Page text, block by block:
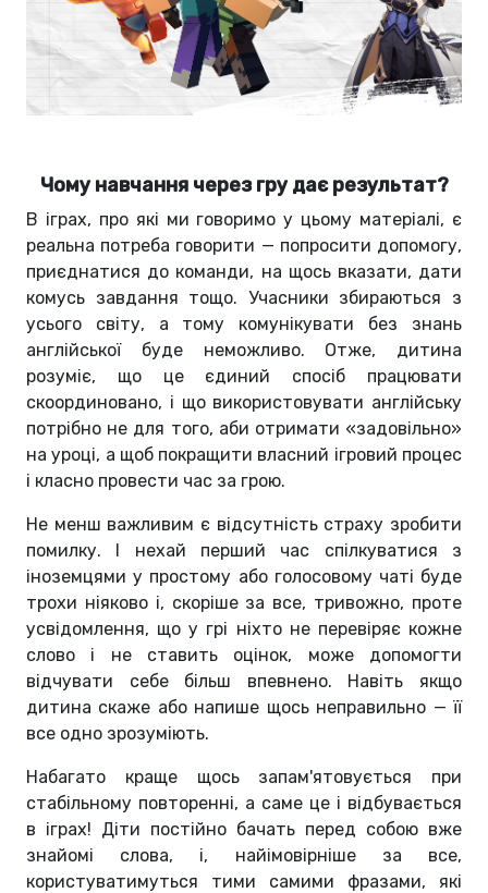
Чому навчання через гру дає результат?
В іграх, про які ми говоримо у цьому матеріалі, є
реальна потреба говорити — попросити допомогу,
приєднатися до команди, на щось вказати, дати
комусь завдання тощо. Учасники збираються з
усього світу, а тому комунікувати без знань
англійської буде неможливо. Отже, дитина
розуміє, що це єдиний спосіб працювати
скоординовано, і що використовувати англійську
потрібно не для того, аби отримати «задовільно»
на уроці, а щоб покращити власний ігровий процес
і класно провести час за грою.
Не менш важливим є відсутність страху зробити
помилку. І нехай перший час спілкуватися з
іноземцями у простому або голосовому чаті буде
трохи ніяково і, скоріше за все, тривожно, проте
усвідомлення, що у грі ніхто не перевіряє кожне
слово і не ставить оцінок, може допомогти
відчувати себе більш впевнено. Навіть якщо
дитина скаже або напише щось неправильно — її
все одно зрозуміють.
Набагато краще щось запам'ятовується при
стабільному повторенні, а саме це і відбувається
в іграх! Діти постійно бачать перед собою вже
знайомі слова, і, найімовірніше за все,
користуватимуться тими самими фразами, які